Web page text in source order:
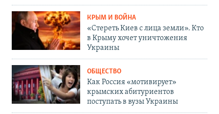
КРЫМ И ВОЙНА
«Стереть Киев с лица земли». Кто
в Крыму хочет уничтожения
Украины
ОБЩЕСТВО
Как Россия «мотивирует»
крымских абитуриентов
поступать в вузы Украины